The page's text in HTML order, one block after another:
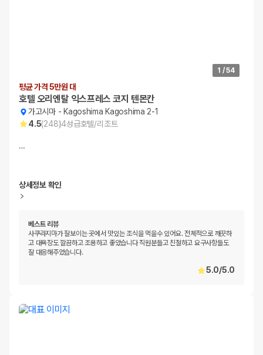
1 /54
평균 가격 5만원 대
호텔 오리엔탈 익스프레스 코지 텐몬칸
가고시마- Kagoshima Kagoshima 2-1
4.5(248)4성급호텔/리조트
…
상세정보 확인
베스트 리뷰
사쿠라지마가 잘보이는 곳에서 맛있는 조식을 먹을수 있어요. 전체적으로 깨끗하
고 대욕장도 깔끔하고 조용하고 좋았습니다 직원분들고 친절하고 요구사항들도
잘 대응해주었습니다.
5.0/5.0